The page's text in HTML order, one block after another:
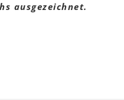
ausgezeichnet.